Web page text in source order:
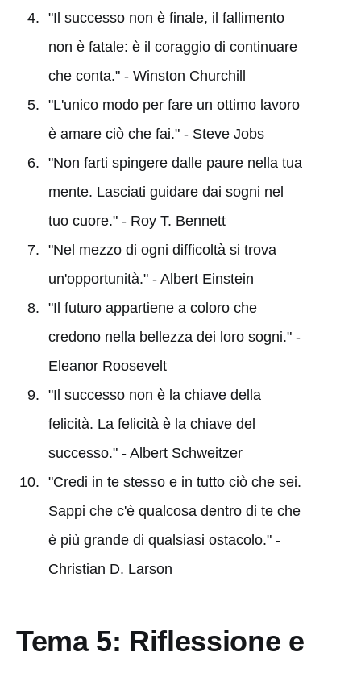
"Il successo non è finale, il fallimento
non è fatale: è il coraggio di continuare
che conta." - Winston Churchill
"L'unico modo per fare un ottimo lavoro
è amare ciò che fai." - Steve Jobs
"Non farti spingere dalle paure nella tua
mente. Lasciati guidare dai sogni nel
tuo cuore." - Roy T. Bennett
"Nel mezzo di ogni difficoltà si trova
un'opportunità." - Albert Einstein
"Il futuro appartiene a coloro che
credono nella bellezza dei loro sogni." -
Eleanor Roosevelt
"Il successo non è la chiave della
felicità. La felicità è la chiave del
successo." - Albert Schweitzer
"Credi in te stesso e in tutto ciò che sei.
Sappi che c'è qualcosa dentro di te che
è più grande di qualsiasi ostacolo." -
Christian D. Larson
Tema 5: Riflessione e